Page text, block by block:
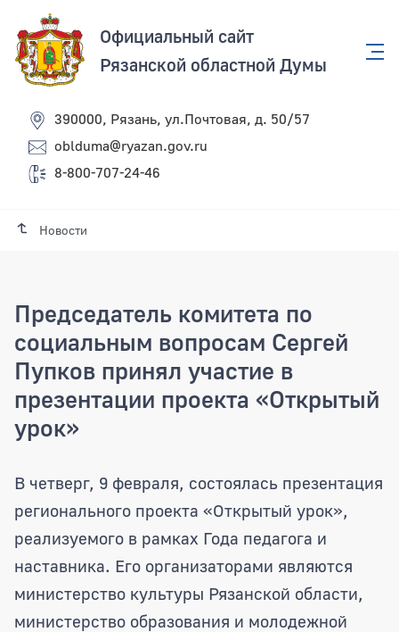
Официальный сайт
Рязанской областной Думы
390000, Рязань, ул.Почтовая, д. 50/57
oblduma@ryazan.gov.ru
8-800-707-24-46
Новости
Председатель комитета по
социальным вопросам Сергей
Пупков принял участие в
презентации проекта «Открытый
урок»
Председатель комитета по
В четверг, 9 февраля, состоялась презентация
регионального проекта «Открытый урок»,
реализуемого в рамках Года педагога и
наставника. Его организаторами являются
министерство культуры Рязанской области,
министерство образования и молодежной